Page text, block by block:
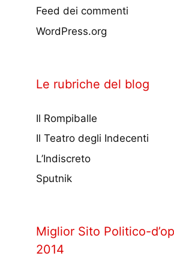
Feed dei commenti
WordPress.org
Le rubriche del blog
Il Rompiballe
Il Teatro degli Indecenti
L’Indiscreto
Sputnik
Miglior Sito Politico-
2014